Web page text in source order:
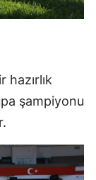
hazırlık
şampiyonu